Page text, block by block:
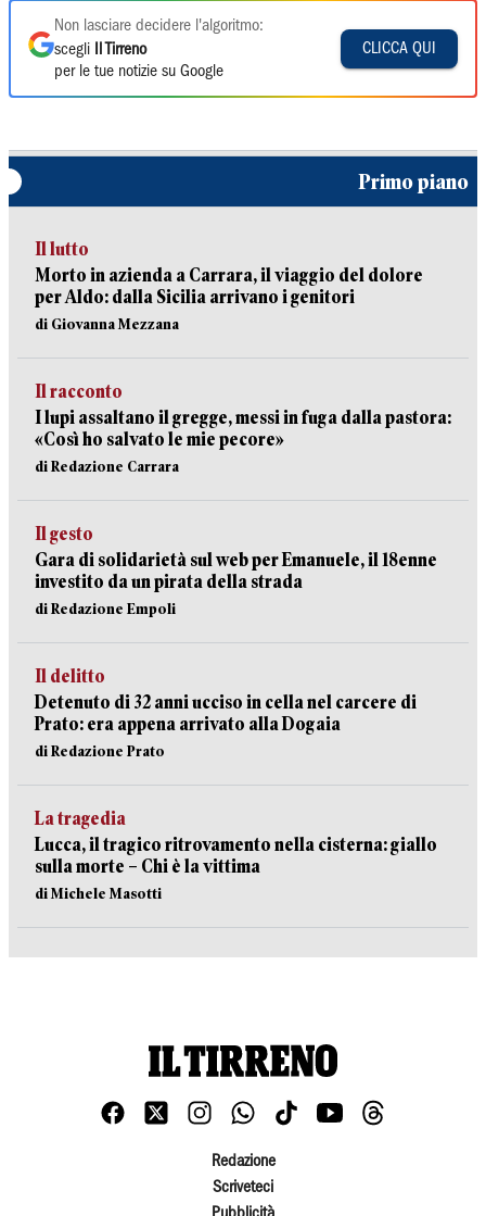
Non lasciare decidere l'algoritmo:
scegli
Il Tirreno
per le tue notizie su Google
CLICCA QUI
Primo piano
Il lutto
Morto in azienda a Carrara, il viaggio del dolore
per Aldo: dalla Sicilia arrivano i genitori
di Giovanna Mezzana
Il racconto
I lupi assaltano il gregge, messi in fuga dalla pastora:
«Così ho salvato le mie pecore»
di Redazione Carrara
Il gesto
Gara di solidarietà sul web per Emanuele, il 18enne
investito da un pirata della strada
di Redazione Empoli
Il delitto
Detenuto di 32 anni ucciso in cella nel carcere di
Prato: era appena arrivato alla Dogaia
di Redazione Prato
La tragedia
Lucca, il tragico ritrovamento nella cisterna: giallo
sulla morte – Chi è la vittima
di Michele Masotti
Redazione
Scriveteci